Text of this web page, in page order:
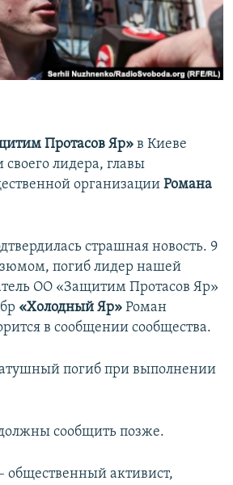
КРЫМА
Протасов Яр» в Киеве
лидера, главы
организации Романа
страшная новость. 9
погиб лидер нашей
ОО «Защитим Протасов Яр»
«Холодный Яр» Роман
в сообщении сообщества.
погиб при выполнении
сообщить позже.
активист,